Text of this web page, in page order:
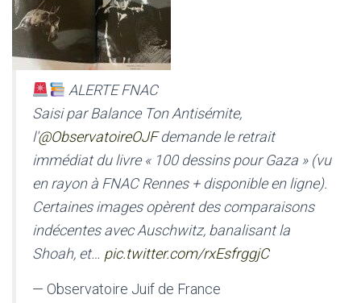
ALERTE FNAC
Saisi par Balance Ton Antisémite,
l'@ObservatoireOJFdemande le retrait
immédiat du livre « 100 dessins pour Gaza » (vu
en rayon à FNAC Rennes + disponible en ligne).
Certaines images opèrent des comparaisons
indécentes avec Auschwitz, banalisant la
Shoah, et… pic.twitter.com/rxEsfrggjC
— Observatoire Juif de France